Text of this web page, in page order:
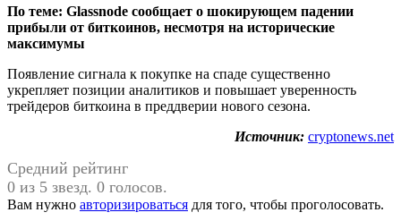
По теме: Glassnode сообщает о шокирующем падении
прибыли от биткоинов, несмотря на исторические
максимумы
Появление сигнала к покупке на спаде существенно
укрепляет позиции аналитиков и повышает уверенность
трейдеров биткоина в преддверии нового сезона.
Источник: cryptonews.net
Средний рейтинг
0 из 5 звезд. 0 голосов.
Вам нужно авторизироваться для того, чтобы проголосовать.